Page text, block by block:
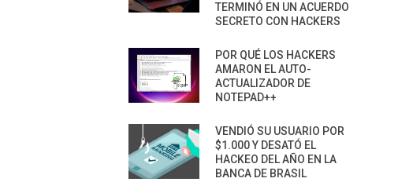
TERMINÓ EN UN ACUERDO
SECRETO CON HACKERS
POR QUÉ LOS HACKERS
AMARON EL AUTO-
ACTUALIZADOR DE
NOTEPAD++
VENDIÓ SU USUARIO POR
$1.000 Y DESATÓ EL
HACKEO DEL AÑO EN LA
BANCA DE BRASIL